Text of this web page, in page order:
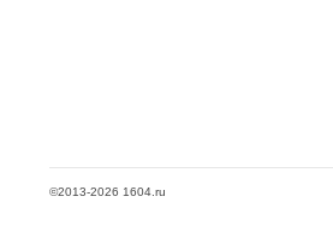
©2013-2026 1604.ru